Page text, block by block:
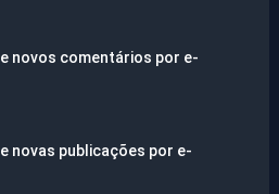
novos comentários por e-
novas publicações por e-